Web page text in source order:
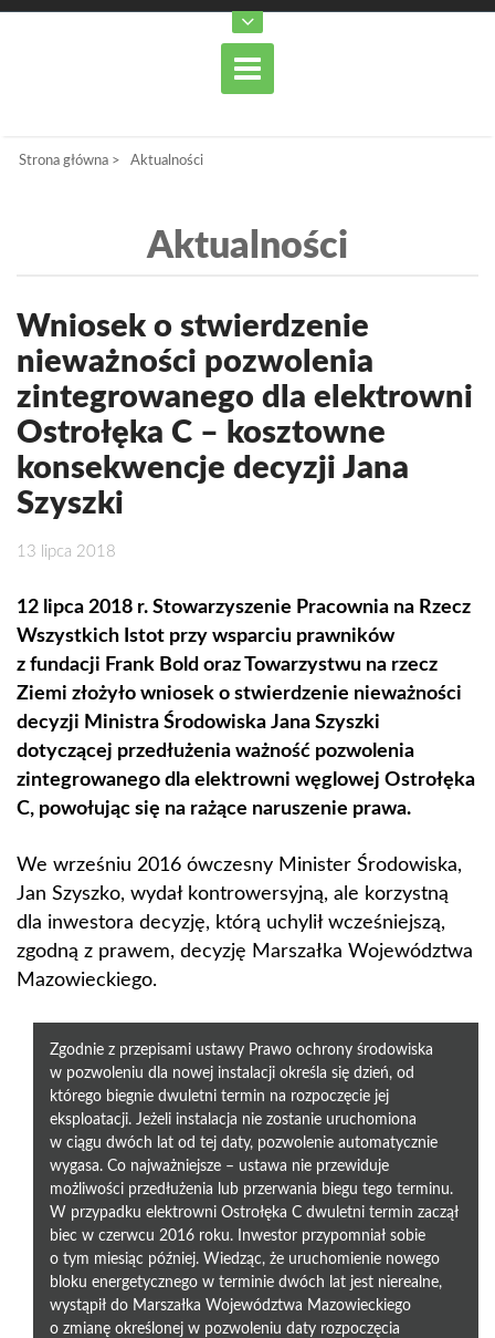
Strona główna > Aktualności
Aktualności
Wniosek o stwierdzenie
nieważności pozwolenia
zintegrowanego dla elektrowni
Ostrołęka C – kosztowne
konsekwencje decyzji Jana
Szyszki
13 lipca 2018
12 lipca 2018 r. Stowarzyszenie Pracownia na Rzecz
Wszystkich Istot przy wsparciu prawników
z fundacji Frank Bold oraz Towarzystwu na rzecz
Ziemi złożyło wniosek o stwierdzenie nieważności
decyzji Ministra Środowiska Jana Szyszki
dotyczącej przedłużenia ważność pozwolenia
zintegrowanego dla elektrowni węglowej Ostrołęka
C, powołując się na rażące naruszenie prawa.
We wrześniu 2016 ówczesny Minister Środowiska,
Jan Szyszko, wydał kontrowersyjną, ale korzystną
dla inwestora decyzję, którą uchylił wcześniejszą,
zgodną z prawem, decyzję Marszałka Województwa
Mazowieckiego.
Zgodnie z przepisami ustawy Prawo ochrony środowiska
w pozwoleniu dla nowej instalacji określa się dzień, od
którego biegnie dwuletni termin na rozpoczęcie jej
eksploatacji. Jeżeli instalacja nie zostanie uruchomiona
w ciągu dwóch lat od tej daty, pozwolenie automatycznie
wygasa. Co najważniejsze – ustawa nie przewiduje
możliwości przedłużenia lub przerwania biegu tego terminu.
W przypadku elektrowni Ostrołęka C dwuletni termin zaczął
biec w czerwcu 2016 roku. Inwestor przypomniał sobie
o tym miesiąc później. Wiedząc, że uruchomienie nowego
bloku energetycznego w terminie dwóch lat jest nierealne,
wystąpił do Marszałka Województwa Mazowieckiego
o zmianę określonej w pozwoleniu daty rozpoczęcia